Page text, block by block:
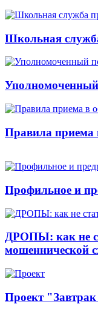
Школьная
Правила приема
Профильное и
ДРОПЫ: как не
мошеннической
Проект